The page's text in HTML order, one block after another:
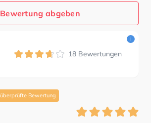
Bewertung abgeben
18 Bewertungen
i
Bewertung